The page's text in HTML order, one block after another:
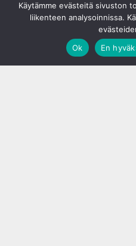
Käytämme evästeitä sivuston
liikenteen analysoinnissa.
Ok
En